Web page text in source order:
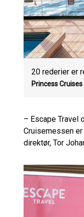
20 rederier er
Princess Cruises
– Escape Travel
Cruisemessen
direktør, Tor